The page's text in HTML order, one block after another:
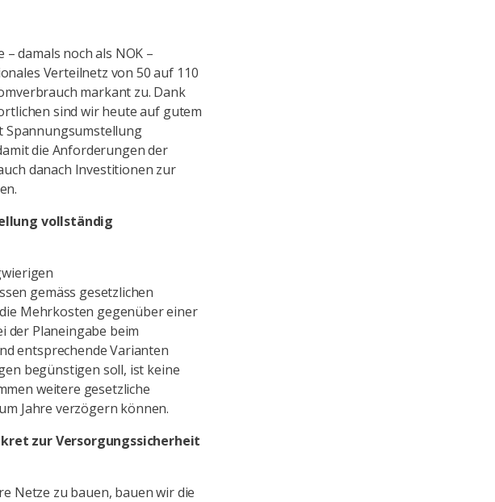
damals noch als NOK –
Verteilnetz von 50 auf 110
markant zu. Dank
sind wir heute auf gutem
Spannungsumstellung
die Anforderungen der
danach Investitionen zur
vollständig
gemäss gesetzlichen
Mehrkosten gegenüber einer
der Planeingabe beim
entsprechende Varianten
begünstigen soll, ist keine
weitere gesetzliche
Jahre verzögern können.
zur Versorgungssicherheit
Netze zu bauen, bauen wir die